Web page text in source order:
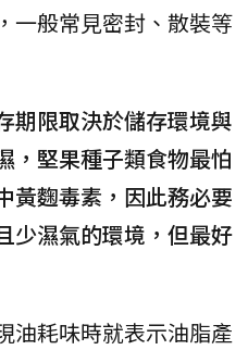
一般常見密封、散裝等
期限取決於儲存環境與
，堅果種子類食物最怕
黃麴毒素，因此務必要
少濕氣的環境，但最好
油耗味時就表示油脂產